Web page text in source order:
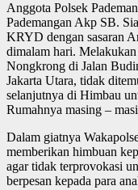
Anggota Polsek
Pademangan Akp SB.
KRYD dengan sasaran
dimalam hari.
Nongkrong di Jalan
Jakarta Utara, tidak
selanjutnya di Himbau
Rumahnya masing –
Dalam giatnya
memberikan himbuan
agar tidak terprovokasi
berpesan kepada para